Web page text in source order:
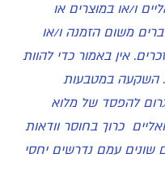
ו/או במוצרים או
משום הזמנה ו/או
אין באמור כדי להוות
השקעה במטבעות
להפסד של מלוא
כרוך בחוסר וודאות
שונים עמם נדרשים יחסי